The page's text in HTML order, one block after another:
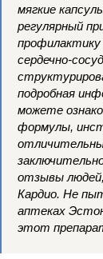
мягкие
регулярный
сердечно-
подробная
можете
формулы,
отзывы
Кардио. Не
аптеках
этот